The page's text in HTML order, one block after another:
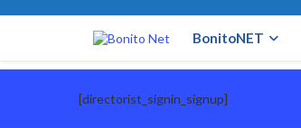
BonitoNET
[directorist_signin_signup]